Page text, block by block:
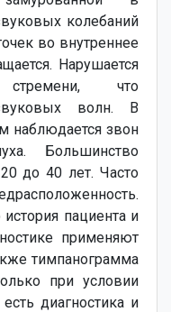
колебаний
во внутреннее
Нарушается
что
волн. В
наблюдается звон
Большинство
до 40 лет. Часто
пациента и
применяют
тимпанограмма
при условии
диагностика и